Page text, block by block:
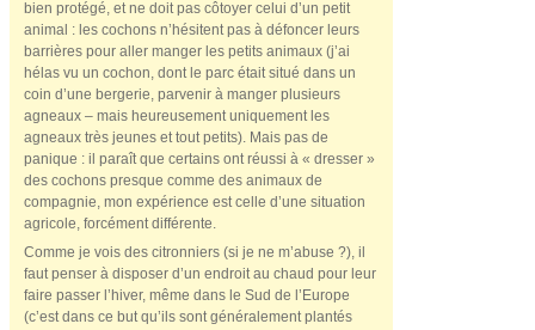
bien protégé, et ne doit pas côtoyer celui d’un petit
animal : les cochons n’hésitent pas à défoncer leurs
barrières pour aller manger les petits animaux (j’ai
hélas vu un cochon, dont le parc était situé dans un
coin d’une bergerie, parvenir à manger plusieurs
agneaux – mais heureusement uniquement les
agneaux très jeunes et tout petits). Mais pas de
panique : il paraît que certains ont réussi à « dresser »
des cochons presque comme des animaux de
compagnie, mon expérience est celle d’une situation
agricole, forcément différente.
Comme je vois des citronniers (si je ne m’abuse ?), il
faut penser à disposer d’un endroit au chaud pour leur
faire passer l’hiver, même dans le Sud de l’Europe
(c’est dans ce but qu’ils sont généralement plantés